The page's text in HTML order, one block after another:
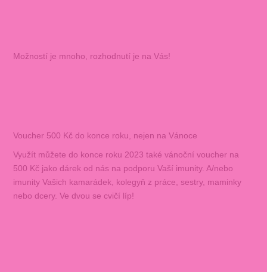
Možností je mnoho, rozhodnutí je na Vás!
Voucher 500 Kč do konce roku, nejen na Vánoce
Využít můžete do konce roku 2023 také vánoční voucher na
500 Kč jako dárek od nás na podporu Vaší imunity. A/nebo
imunity Vašich kamarádek, kolegyň z práce, sestry, maminky
nebo dcery. Ve dvou se cvičí líp!